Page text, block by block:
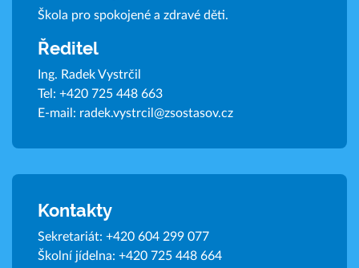
Škola pro spokojené a zdravé děti.
Ředitel
Ing. Radek Vystrčil
Tel: +420 725 448 663
E-mail: radek.vystrcil@zsostasov.cz
Kontakty
Sekretariát: +420 604 299 077
Školní jídelna: +420 725 448 664